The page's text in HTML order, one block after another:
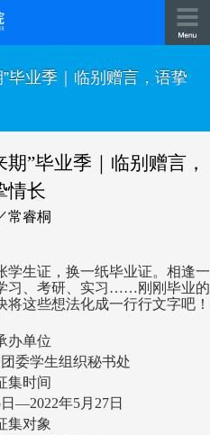
毕业季｜临别赠言，语挚
”毕业季｜临别赠言，
情长
常睿桐
学生证，换一纸毕业证。相逢一
习、考研、实习……刚刚毕业的
这些想法化成一行行文字吧！
办单位
委学生组织秘书处
集时间
—2022年5月27日
集对象